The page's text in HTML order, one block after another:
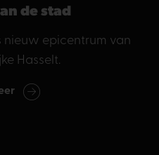
de stad
nieuw epicentrum van
Hasselt.